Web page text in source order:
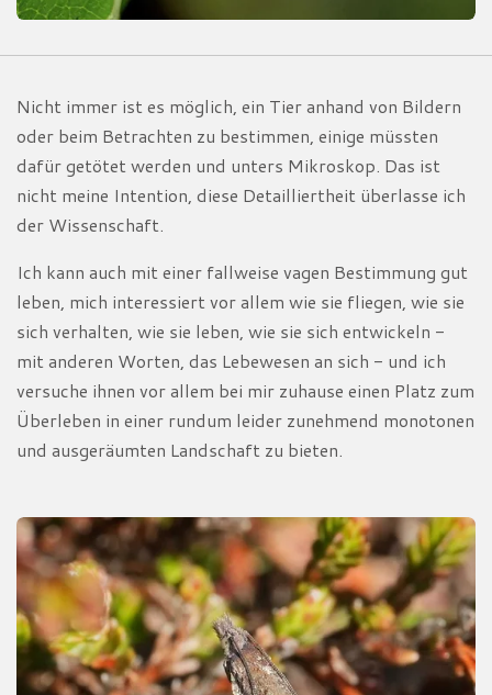
Nicht immer ist es möglich, ein Tier anhand von Bildern
oder beim Betrachten zu bestimmen, einige müssten
dafür getötet werden und unters Mikroskop. Das ist
nicht meine Intention, diese Detailliertheit überlasse ich
der Wissenschaft.
Ich kann auch mit einer fallweise vagen Bestimmung gut
leben, mich interessiert vor allem wie sie fliegen, wie sie
sich verhalten, wie sie leben, wie sie sich entwickeln -
mit anderen Worten, das Lebewesen an sich - und ich
versuche ihnen vor allem bei mir zuhause einen Platz zum
Überleben in einer rundum leider zunehmend monotonen
und ausgeräumten Landschaft zu bieten.